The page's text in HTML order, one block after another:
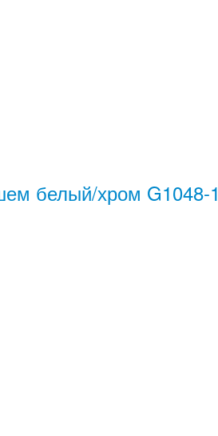
белый/хром G1048-1